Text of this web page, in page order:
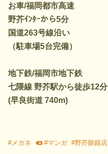
お車/福岡都市高速
野芥ｲﾝﾀｰから5分
国道263号線沿い
（駐車場5台完備）
地下鉄/福岡市地下鉄
七隈線 野芥駅から徒歩12分
(早良街道 740m)
#メガネ #マンガ #野芥眼鏡店